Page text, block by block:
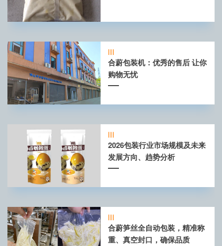
合蔚包装机：优秀的售后 让你
购物无忧
2026包装行业市场规模及未来
发展方向、趋势分析
合蔚笋丝全自动包装，精准称
重、真空封口，确保品质